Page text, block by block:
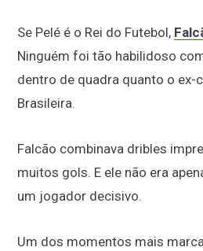
Se Pelé é o Rei do Futebol,
Ninguém foi tão habilidoso
dentro de quadra quanto o ex-
Brasileira.
Falcão combinava dribles
muitos gols. E ele não era
um jogador decisivo.
Um dos momentos mais